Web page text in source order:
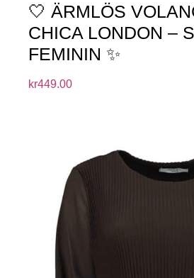
🤍 ÄRMLÖS
CHICA LONDON –
FEMININ ✨
kr449.00